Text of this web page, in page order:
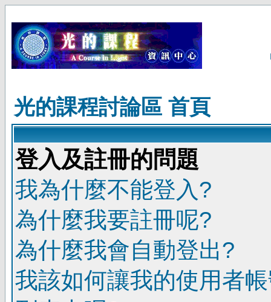
光的課程討論區 首頁
登入及註冊的問題
我為什麼不能登入?
為什麼我要註冊呢?
為什麼我會自動登出?
我該如何讓我的使用者